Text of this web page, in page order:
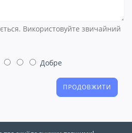
Використовуйте звичайний
Добре
ПРОДОВЖИТИ